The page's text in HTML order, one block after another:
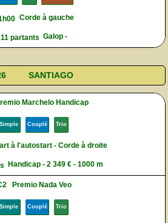
Corde à gauche
11 partants Galop -
SANTIAGO
Marchelo Handicap
Simple Couplé Trio
à l'autostart - Corde à droite
Handicap - 2 349 € - 1000 m
Premio Nada Veo
Simple Couplé Trio